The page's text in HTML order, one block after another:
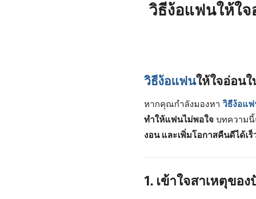
วิธีง้อแฟนให้ใ
วิธีง้อแฟนให้ใจอ่อน
หากคุณกำลังมองหา วิธีง้อแ
ทำให้แฟนไม่พอใจ บทความ
งอน และเพิ่มโอกาสคืนดีได้เ
1. เข้าใจสาเหตุขอ